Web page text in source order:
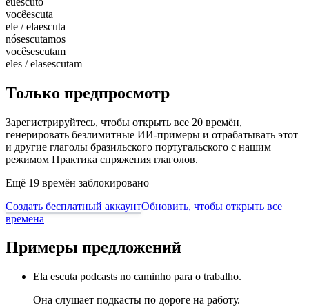
vocêescuta
ele / elaescuta
nósescutamos
vocêsescutam
eles / elasescutam
Только предпросмотр
Зарегистрируйтесь, чтобы открыть все 20 времён,
генерировать безлимитные ИИ-примеры и отрабатывать этот
и другие глаголы бразильского португальского с нашим
режимом Практика спряжения глаголов.
Ещё 19 времён заблокировано
Создать бесплатный аккаунтОбновить, чтобы открыть все
времена
Примеры предложений
Ela escuta podcasts no caminho para o trabalho.
Она слушает подкасты по дороге на работу.